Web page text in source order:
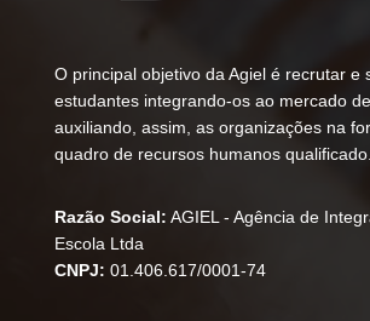
O principal objetivo da Agiel é recrutar e
estudantes integrando-os ao mercado
auxiliando, assim, as organizações na
quadro de recursos humanos qualificado.
Razão Social: AGIEL - Agência de
Escola Ltda
CNPJ: 01.406.617/0001-74